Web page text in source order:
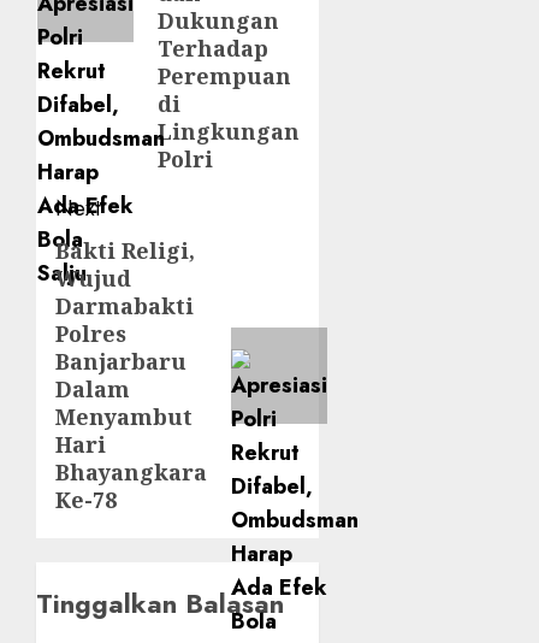
Dukungan
Terhadap
Perempuan
di
Lingkungan
Polri
Next
Bakti Religi,
Wujud
Darmabakti
Polres
Banjarbaru
Dalam
Menyambut
Hari
Bhayangkara
Ke-78
Tinggalkan Balasan